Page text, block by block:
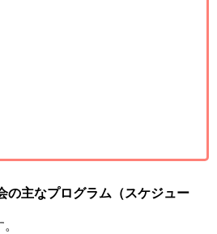
の主なプログラム（スケジュー